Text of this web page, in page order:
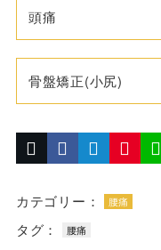
頭痛
骨盤矯正(小尻)
カテゴリー： 腰痛
タグ： 腰痛